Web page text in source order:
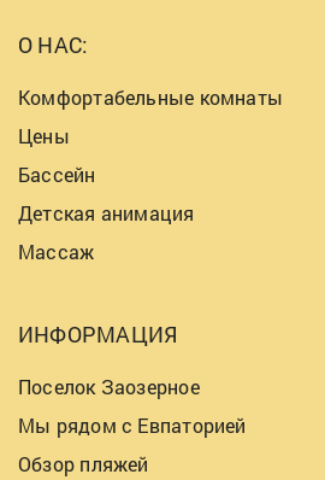
О НАС:
Комфортабельные комнаты
Цены
Бассейн
Детская анимация
Массаж
ИНФОРМАЦИЯ
Поселок Заозерное
Мы рядом с Евпаторией
Обзор пляжей